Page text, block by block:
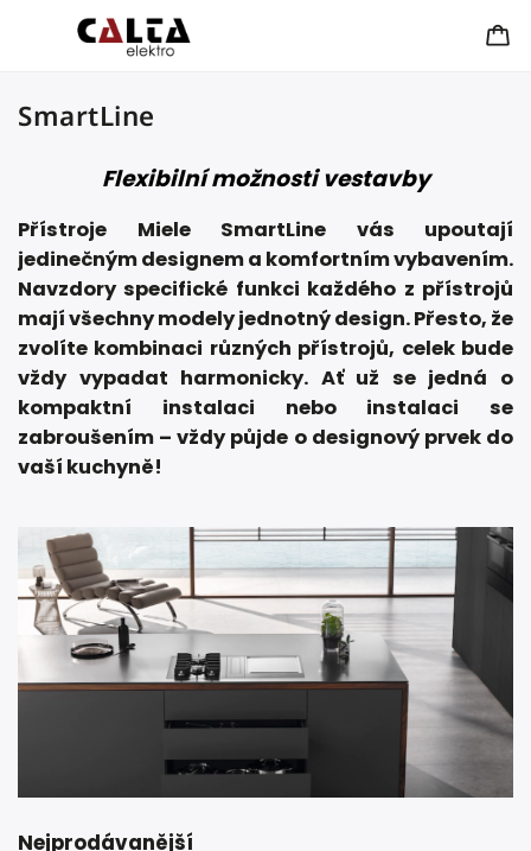
SmartLine
Flexibilní možnosti vestavby
Přístroje Miele SmartLine vás upoutají
jedinečným designem a komfortním vybavením.
Navzdory specifické funkci každého z přístrojů
mají všechny modely jednotný design. Přesto, že
zvolíte kombinaci různých přístrojů, celek bude
vždy vypadat harmonicky. Ať už se jedná o
kompaktní instalaci nebo instalaci se
zabroušením – vždy půjde o designový prvek do
vaší kuchyně!
Nejprodávanější